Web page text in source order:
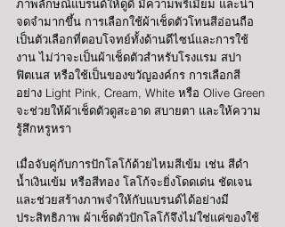
ภาพลักษณ์แบรนด์ให้ดูดี มีความพรีเมียม และน่า
จดจำมากขึ้น การเลือกใช้ผ้าเช็ดตัวโทนสีอ่อนถือ
เป็นตัวเลือกที่ตอบโจทย์ทั้งด้านดีไซน์และการใช้
งาน ไม่ว่าจะเป็นผ้าเช็ดตัวสำหรับโรงแรม สปา
ฟิตเนส หรือใช้เป็นของขวัญองค์กร การเลือกสี
อย่าง Light Pink, Cream, White หรือ Olive Green
จะช่วยให้ผ้าเช็ดตัวดูสะอาด สบายตา และให้ความ
รู้สึกหรูหรา
เมื่อจับคู่กับการปักโลโก้ด้วยไหมสีเข้ม เช่น สีดำ
น้ำเงินเข้ม หรือสีทอง โลโก้จะยิ่งโดดเด่น ชัดเจน
และช่วยสร้างภาพจำให้กับแบรนด์ได้อย่างมี
ประสิทธิภาพ ผ้าเช็ดตัวปักโลโก้จึงไม่ใช่แค่ของใช้